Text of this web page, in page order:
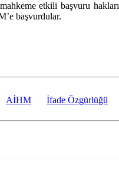
etkili başvuru
başvurdular.
AİHM İfade Özgürlüğü